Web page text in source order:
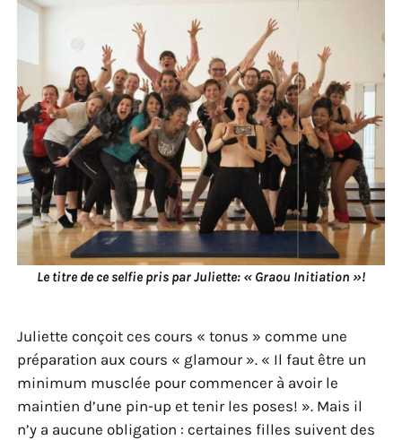
Le titre de ce selfie pris par Juliette: « Graou Initiation »!
Juliette conçoit ces cours « tonus » comme une
préparation aux cours « glamour ». « Il faut être un
minimum musclée pour commencer à avoir le
maintien d’une pin-up et tenir les poses! ». Mais il
n’y a aucune obligation : certaines filles suivent des